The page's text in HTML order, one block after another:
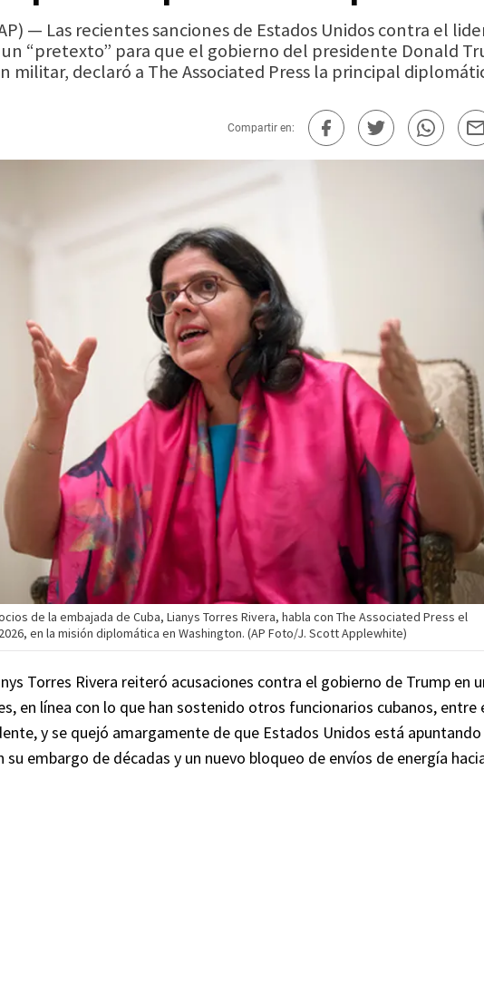
— Las recientes sanciones de Estados Unidos contra el
un “pretexto” para que el gobierno del presidente Donald
militar, declaró a The Associated Press la principal
Compartir en:
de la embajada de Cuba, Lianys Torres Rivera, habla con The Associated Press el
en la misión diplomática en Washington. (AP Foto/J. Scott Applewhite)
Torres Rivera reiteró acusaciones contra el gobierno de Trump en
en línea con lo que han sostenido otros funcionarios cubanos, entre
y se quejó amargamente de que Estados Unidos está
su embargo de décadas y un nuevo bloqueo de envíos de energía